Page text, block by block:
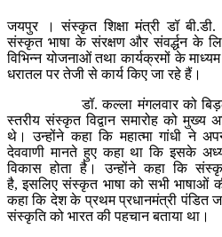
जयपुर । संस्कृत शिक्षा मंत्री डॉ
संस्कृत भाषा के संरक्षण और संवर्द्धन के लिए
विभिन्न योजनाओं तथा कार्यक्रमों के
धरातल पर तेजी से कार्य किए जा रहे हैं।
डॉ. कल्ला मंगलवार को बिड़ला
स्तरीय संस्कृत विद्वान समारोह को मुख्य
थे। उन्होंने कहा कि महात्मा गांधी ने
देववाणी मानते हुए कहा था कि इसके
विकास होता है। उन्होंने कहा कि
है, इसलिए संस्कृत भाषा को सभी भाषाओं
कहा कि देश के प्रथम प्रधानमंत्री
संस्कृति को भारत की पहचान बताया था।